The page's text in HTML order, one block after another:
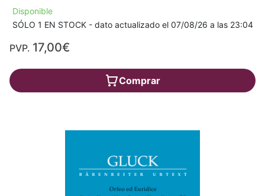
Disponible
SÓLO 1 EN STOCK - dato actualizado el 07/08/26 a las 23:04
PVP. 17,00€
Comprar